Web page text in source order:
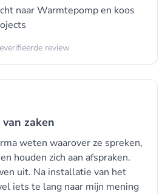
naar Warmtepomp en koos
review
zaken
weten waarover ze spreken,
houden zich aan afspraken.
uit. Na installatie van het
iets te lang naar mijn mening